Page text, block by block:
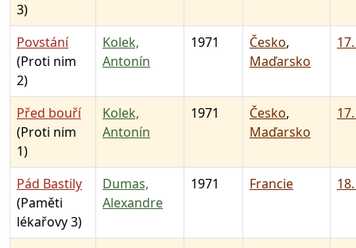
3)
Povstání
(Proti nim
2)
Kolek,
Antonín
1971 Česko,
Maďarsko
Před bouří
(Proti nim
1)
Kolek,
Antonín
1971 Česko,
Maďarsko
Pád Bastily
(Paměti
lékařovy 3)
Dumas,
Alexandre
1971 Francie